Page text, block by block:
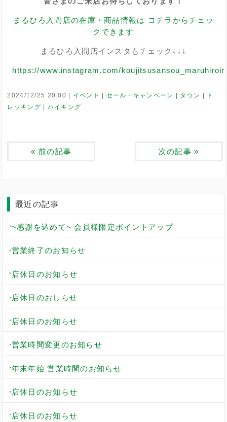
まるひろ入間店の在庫・商品情報は コチラからチェッ
クできます
まるひろ入間店インスタもチェック↓↓↓
https://www.instagram.com/
2024/12/25 20:00 イベント セール・キャンペーン タウン
ト
レッキング
ハイキング
« 前の記事 次の記事 »
最近の記事
~感謝を込めて~ 会員様限定ポイントアップ
営業終了のお知らせ
店休日のお知らせ
店休日のおしらせ
店休日のお知らせ
営業時間変更のお知らせ
年末年始 営業時間のお知らせ
店休日のお知らせ
店休日のお知らせ